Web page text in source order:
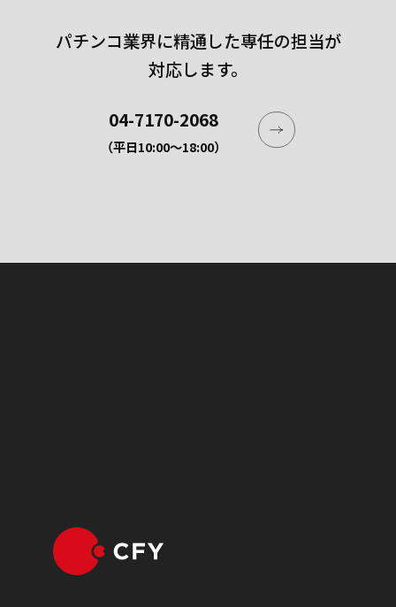
パチンコ業界に精通した専任の担当が
対応します。
04-7170-2068
（平日10:00〜18:00）